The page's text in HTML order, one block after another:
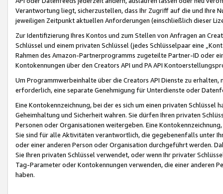
Verantwortung liegt, sicherzustellen, dass Ihr Zugriff auf die und Ihre
jeweiligen Zeitpunkt aktuellen Anforderungen (einschließlich dieser
Zur Identifizierung Ihres Kontos und zum Stellen von Anfragen an
Schlüssel und einem privaten Schlüssel (jedes Schlüsselpaar eine
Rahmen des Amazon-Partnerprogramms zugeteilte Partner-ID oder
Kontokennungen über den Creators API und PA API
Um Programmwerbeinhalte über die Creators API Dienste zu
erforderlich, eine separate Genehmigung für Unterdienste oder
Eine Kontokennzeichnung, bei der es sich um einen privaten
Geheimhaltung und Sicherheit wahren. Sie dürfen Ihren privaten
Personen oder Organisationen weitergeben. Eine
Sie sind für alle Aktivitäten verantwortlich, die gegebenenfalls unter
oder einer anderen Person oder Organisation durchgeführt werden.
Sie Ihren privaten Schlüssel verwendet, oder wenn Ihr privater
Tag-Parameter oder Kontokennungen verwenden, die einer anderen
haben.